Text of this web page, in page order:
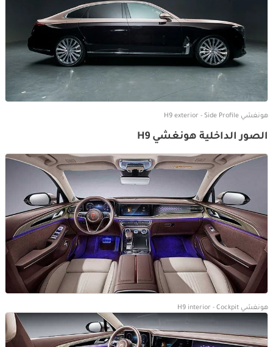
هونغشي H9 exterior - Side Profile
الصور الداخلية هونغشي H9
هونغشي H9 interior - Cockpit